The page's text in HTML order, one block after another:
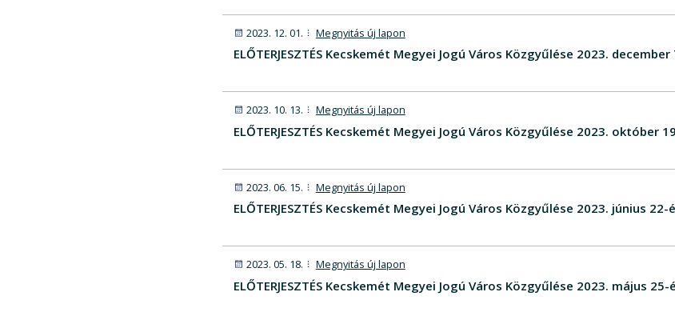
2023. 12. 01. Megnyitás új lapon
ELŐTERJESZTÉS Kecskemét Megyei Jogú Város Közgyűlése 2023.
2023. 10. 13. Megnyitás új lapon
ELŐTERJESZTÉS Kecskemét Megyei Jogú Város Közgyűlése 2023. október
2023. 06. 15. Megnyitás új lapon
ELŐTERJESZTÉS Kecskemét Megyei Jogú Város Közgyűlése 2023. június
2023. 05. 18. Megnyitás új lapon
ELŐTERJESZTÉS Kecskemét Megyei Jogú Város Közgyűlése 2023. május